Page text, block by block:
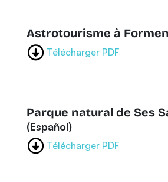
Astrotourisme à
Télécharger PDF
Parque natural de Ses
(Español)
Télécharger PDF